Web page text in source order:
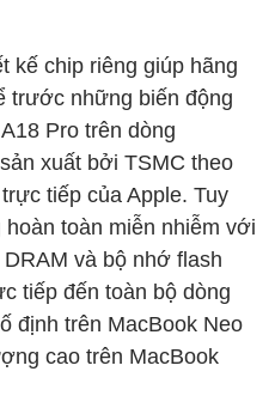
kế chip riêng giúp hãng
trước những biến động
Pro trên dòng
xuất bởi TSMC theo
tiếp của Apple. Tuy
toàn miễn nhiễm với
và bộ nhớ flash
tiếp đến toàn bộ dòng
định trên MacBook Neo
cao trên MacBook